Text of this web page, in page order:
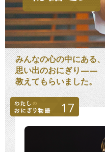
みんなの心の中にある、
思い出のおにぎり——
教えてもらいました。
17